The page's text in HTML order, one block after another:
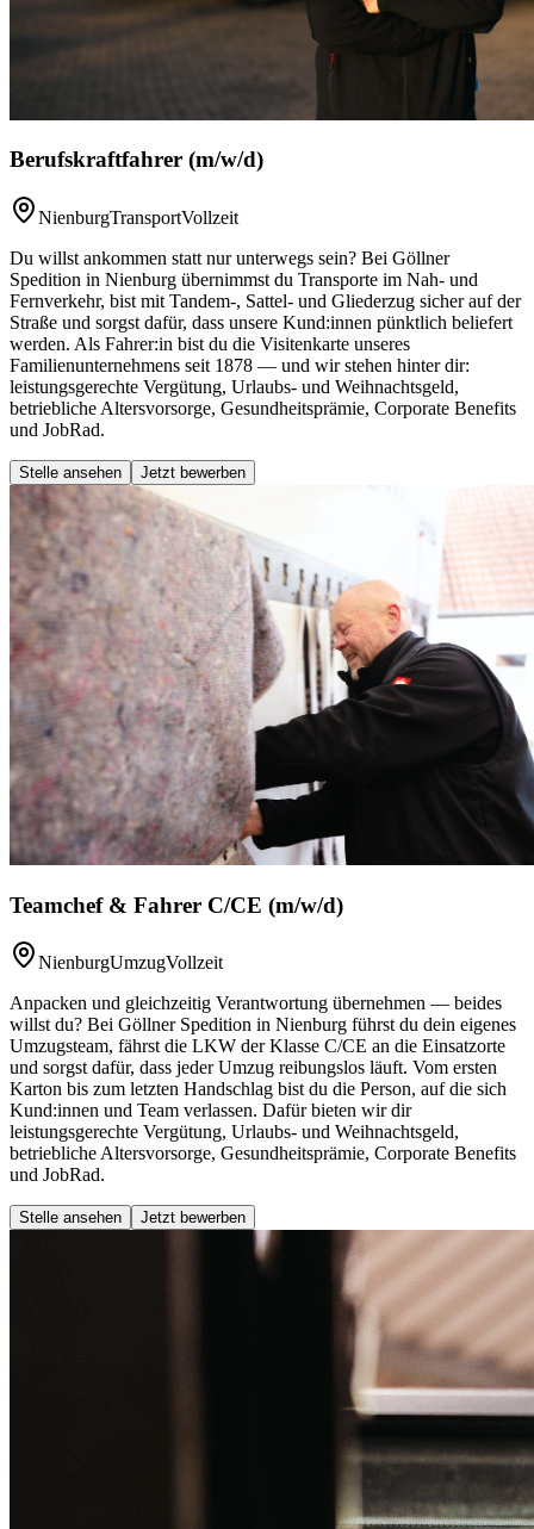
Berufskraftfahrer (m/w/d)
NienburgTransportVollzeit
Du willst ankommen statt nur unterwegs sein? Bei Göllner
Spedition in Nienburg übernimmst du Transporte im Nah- und
Fernverkehr, bist mit Tandem-, Sattel- und Gliederzug sicher auf der
Straße und sorgst dafür, dass unsere Kund:innen pünktlich beliefert
werden. Als Fahrer:in bist du die Visitenkarte unseres
Familienunternehmens seit 1878 — und wir stehen hinter dir:
leistungsgerechte Vergütung, Urlaubs- und Weihnachtsgeld,
betriebliche Altersvorsorge, Gesundheitsprämie, Corporate Benefits
und JobRad.
Stelle ansehen Jetzt bewerben
Teamchef & Fahrer C/CE (m/w/d)
NienburgUmzugVollzeit
Anpacken und gleichzeitig Verantwortung übernehmen — beides
willst du? Bei Göllner Spedition in Nienburg führst du dein eigenes
Umzugsteam, fährst die LKW der Klasse C/CE an die Einsatzorte
und sorgst dafür, dass jeder Umzug reibungslos läuft. Vom ersten
Karton bis zum letzten Handschlag bist du die Person, auf die sich
Kund:innen und Team verlassen. Dafür bieten wir dir
leistungsgerechte Vergütung, Urlaubs- und Weihnachtsgeld,
betriebliche Altersvorsorge, Gesundheitsprämie, Corporate Benefits
und JobRad.
Stelle ansehen Jetzt bewerben